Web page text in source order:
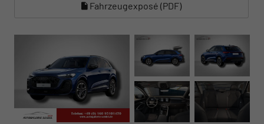
Fahrzeugexposé (PDF)